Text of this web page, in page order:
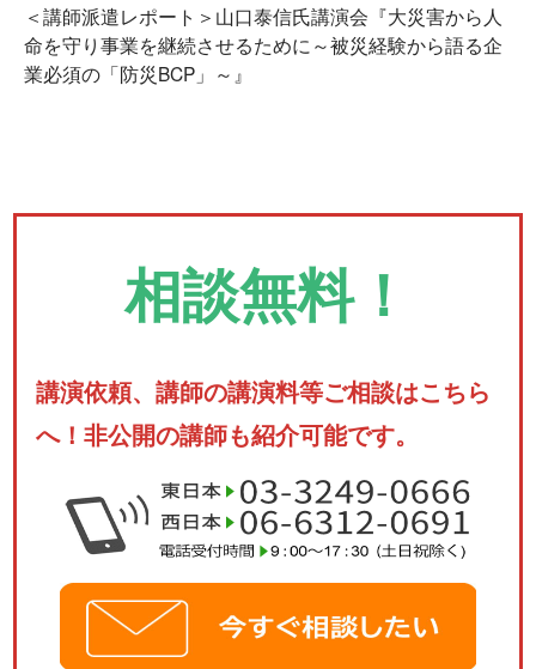
＜講師派遣レポート＞山口泰信氏講演会『大災害から人
命を守り事業を継続させるために～被災経験から語る企
業必須の「防災BCP」～』
相談無料！
講演依頼、講師の講演料等ご相談はこちら
へ！非公開の講師も紹介可能です。